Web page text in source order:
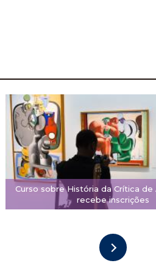
Curso sobre História da Crítica
recebe inscrições